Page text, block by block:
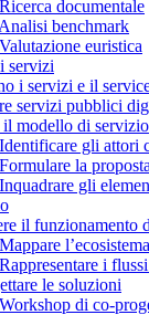
documentale
benchmark
euristica
servizi
i servizi e il
servizi pubblici
modello di servizio
gli attori
la
gli
il funzionamento
l’ecosistema
i
le soluzioni
di co-